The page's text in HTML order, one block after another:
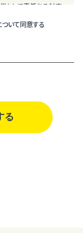
として責任ある対応
範囲で利用し、目的
せん。
界規範・慣習、公序良
て
いて同意する